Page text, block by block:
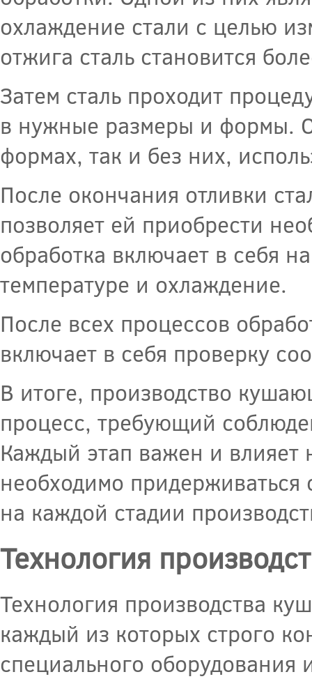
охлаждение стали с целью
отжига сталь становится
Затем сталь проходит
в нужные размеры и формы.
формах, так и без них,
После окончания отливки
позволяет ей приобрести
обработка включает в себя
температуре и охлаждение.
После всех процессов
включает в себя проверку
В итоге, производство
процесс, требующий
Каждый этап важен и влияет
необходимо придерживаться
на каждой стадии
Технология
Технология производства
каждый из которых строго
специального оборудования